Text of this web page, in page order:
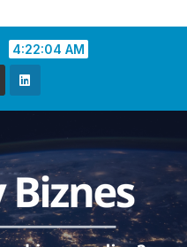
4:22:05 AM